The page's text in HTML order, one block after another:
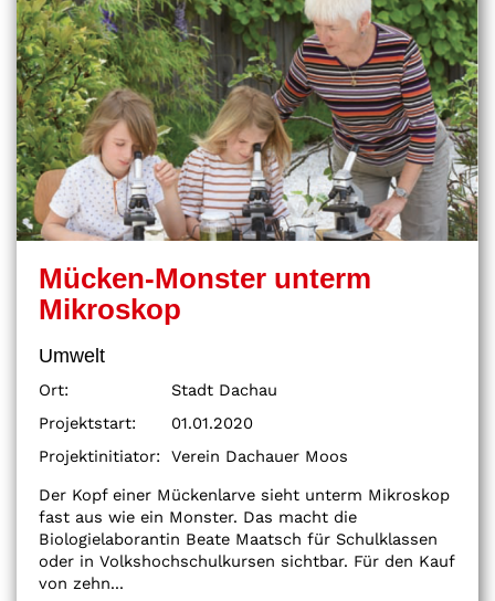
Mücken-Monster unterm
Mikroskop
Umwelt
Ort:
Stadt Dachau
Projektstart:
01.01.2020
Projektinitiator:
Verein Dachauer Moos
Der Kopf einer Mückenlarve sieht unterm Mikroskop
fast aus wie ein Monster. Das macht die
Biologielaborantin Beate Maatsch für Schulklassen
oder in Volkshochschulkursen sichtbar. Für den Kauf
von zehn...